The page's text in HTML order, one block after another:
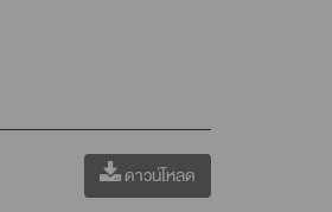
ดาวน์โหลด